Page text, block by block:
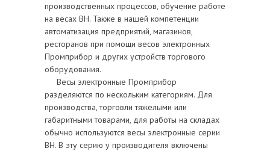
производственных процессов, обучение работе
на весах ВН. Также в нашей компетенции
автоматизация предприятий, магазинов,
ресторанов при помощи весов электронных
Промприбор и других устройств торгового
оборудования.
Весы электронные Промприбор
разделяются по нескольким категориям. Для
производства, торговли тяжелыми или
габаритными товарами, для работы на складах
обычно используются весы электронные серии
ВН. В эту серию у производителя включены